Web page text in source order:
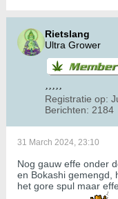
Rietslang
Ultra Grower
Registratie op:
Berichten: 2184
31 March 2024, 23:10
Nog gauw effe onder
en Bokashi gemengd,
het gore spul maar